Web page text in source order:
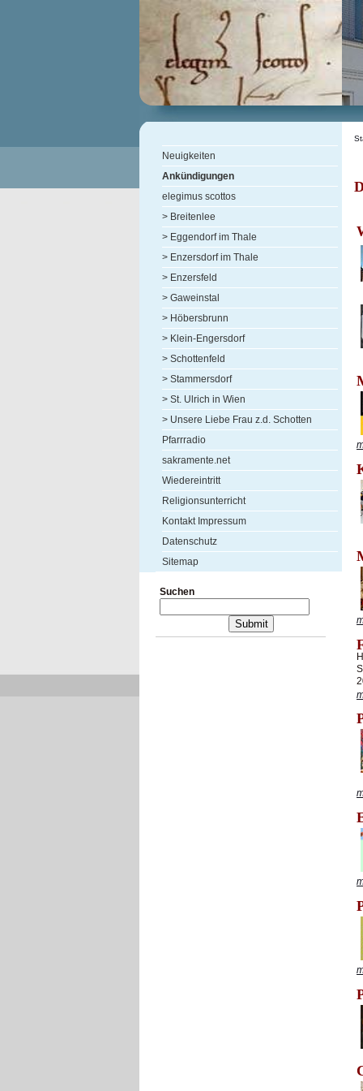
Neuigkeiten
Ankündigungen
elegimus scottos
> Breitenlee
> Eggendorf im Thale
> Enzersdorf im Thale
> Enzersfeld
> Gaweinstal
> Höbersbrunn
> Klein-Engersdorf
> Schottenfeld
> Stammersdorf
> St. Ulrich in Wien
> Unsere Liebe Frau z.d. Schotten
Pfarrradio
sakramente.net
Wiedereintritt
Religionsunterricht
Kontakt Impressum
Datenschutz
Sitemap
Suchen